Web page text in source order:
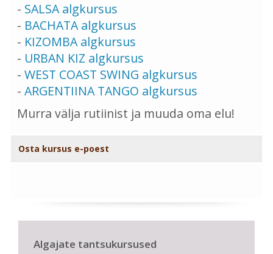
- SALSA algkursus
- BACHATA algkursus
- KIZOMBA algkursus
- URBAN KIZ algkursus
- WEST COAST SWING algkursus
- ARGENTIINA TANGO algkursus
Murra välja rutiinist ja muuda oma elu!
Osta kursus e-poest
Algajate tantsukursused